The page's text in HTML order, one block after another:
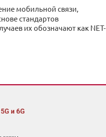
мобильной связи,
стандартов
их обозначают как NET-